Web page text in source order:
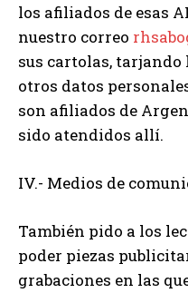
los afiliados de esas
nuestro correo
sus cartolas,
otros datos
son afiliados de
sido atendidos allí.
IV.- Medios de
También pido a los
poder piezas
grabaciones en las